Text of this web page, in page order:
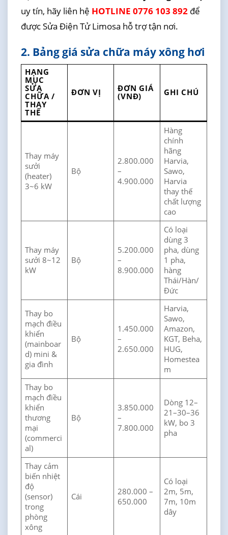
uy tín, hãy liên hệ HOTLINE 0776 103 892để
được Sửa Điện Tử Limosa hỗ trợ tận nơi.
2. Bảng giá sửa chữa máy xông hơi
HẠNG
MỤC
SỬA
CHỮA /
THAY
THẾ
ĐƠN VỊ ĐƠN GIÁ
(VNĐ) GHI CHÚ
Thay máy
sưởi
(heater)
3~6 kW
Bộ
2.800.000
–
4.900.000
Hàng
chính
hãng
Harvia,
Sawo,
Harvia
thay thế
chất lượng
cao
Thay máy
sưởi 8~12
kW
Bộ
5.200.000
–
8.900.000
Có loại
dùng 3
pha, dùng
1 pha,
hàng
Thái/Hàn/
Đức
Thay bo
mạch điều
khiển
(mainboar
d) mini &
gia đình
Bộ
1.450.000
–
2.650.000
Harvia,
Sawo,
Amazon,
KGT, Beha,
HUG,
Homestea
m
Thay bo
mạch điều
khiển
thương
mại
(commerci
al)
Bộ
3.850.000
–
7.800.000
Dòng 12–
21–30–36
kW, bo 3
pha
Thay cảm
biến nhiệt
độ
(sensor)
trong
phòng
xông
Cái
280.000 –
650.000
Có loại
2m, 5m,
7m, 10m
dây